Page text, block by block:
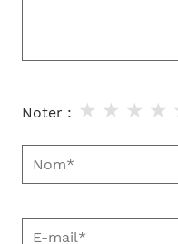
Noter : ★
★
★
★
Nom*
E-